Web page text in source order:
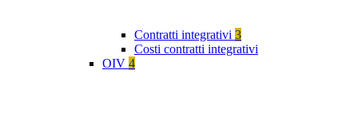
Contratti integrativi 3
Costi contratti integrativi
OIV 4